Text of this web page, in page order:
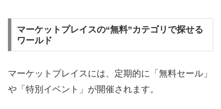
マーケットプレイスの“無料”カテゴリで探せる
ワールド
マーケットプレイスには、定期的に「無料セール」
や「特別イベント」が開催されます。